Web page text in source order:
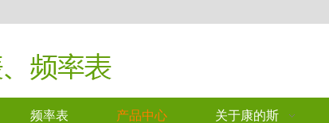
频率表 产品中心 关于康的斯